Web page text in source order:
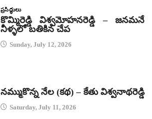
ప్రసిద్ధులు
కొమ్మిరెడ్డి విశ్వమోహనరెడ్డి – జనమనే
నీళ్ళలో బతికిన చేప
Sunday, July 12, 2026
నమ్ముకొన్న నేల (కథ) – కేతు విశ్వనాథరెడ్డి
Saturday, July 11, 2026